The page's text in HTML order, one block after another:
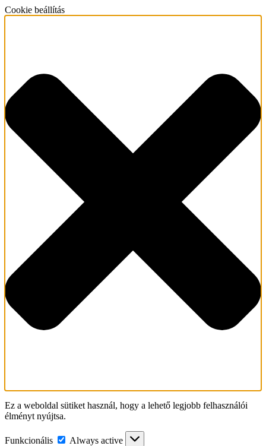
Cookie beállítás
Ez a weboldal sütiket használ, hogy a lehető legjobb felhasználói
élményt nyújtsa.
Funkcionális Funkcionális
Always active